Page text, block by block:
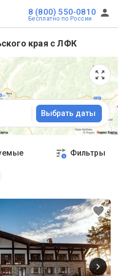
8 (800) 550-0810
Бесплатно по России
края с ЛФК
Выбрать даты
1 Фильтры